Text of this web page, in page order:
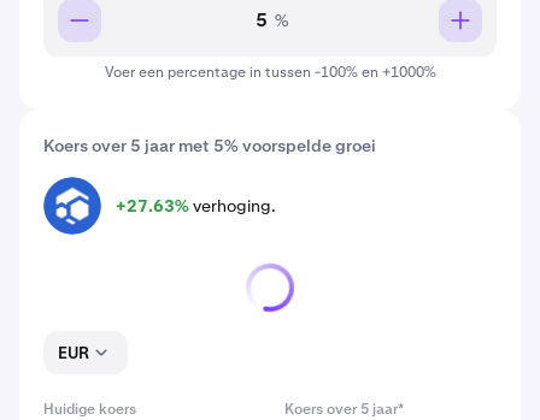
Koers over 5 jaar met 5% voorspelde groei
FLUX +27.63%verhoging.
EUR
Huidige koers Koers over 5 jaar*
%
Voer een percentage in tussen -100% en +1000%